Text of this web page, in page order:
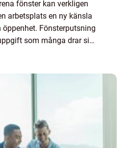
fönster kan verkligen
arbetsplats en ny känsla
Fönsterputsning
som många drar sig